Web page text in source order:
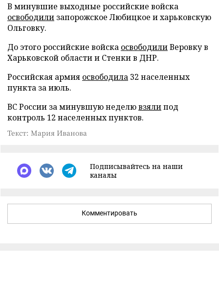
В минувшие выходные российские войска
освободили запорожское Любицкое и харьковскую
Ольговку.
До этого российские войска освободилиВеровку в
Харьковской области и Стенки в ДНР.
Российская армия освободила 32 населенных
пункта за июль.
ВС России за минувшую неделювзялипод
контроль 12 населенных пунктов.
Текст: Мария Иванова
Подписывайтесь на наши
каналы
Комментировать